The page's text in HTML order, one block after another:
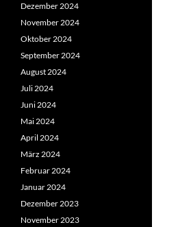
Dezember 2024
November 2024
Oktober 2024
September 2024
August 2024
Juli 2024
Juni 2024
Mai 2024
April 2024
März 2024
Februar 2024
Januar 2024
Dezember 2023
November 2023